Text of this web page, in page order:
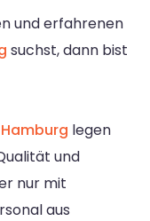
und erfahrenen
suchst, dann bist
legen
und
nur mit
aus